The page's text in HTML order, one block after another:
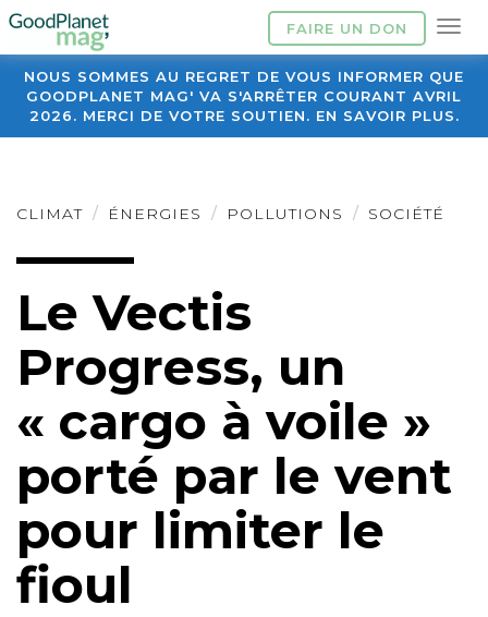
FAIRE UN DON
NOUS SOMMES AU REGRET DE VOUS INFORMER QUE
GOODPLANET MAG' VA S'ARRÊTER COURANT AVRIL
2026. MERCI DE VOTRE SOUTIEN. EN SAVOIR PLUS.
CLIMAT ÉNERGIES POLLUTIONS SOCIÉTÉ
Le Vectis
Progress, un
« cargo à voile »
porté par le vent
pour limiter le
fioul